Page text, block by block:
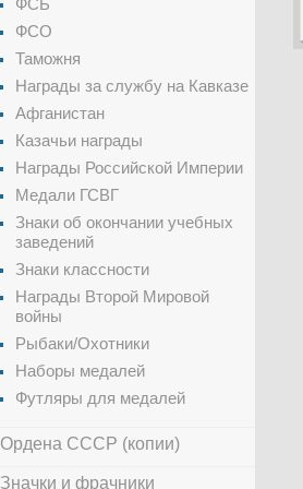
ФСБ
ФСО
Таможня
Награды за службу на Кавказе
Афганистан
Казачьи награды
Награды Российской Империи
Медали ГСВГ
Знаки об окончании учебных
заведений
Знаки классности
Награды Второй Мировой
войны
Рыбаки/Охотники
Наборы медалей
Футляры для медалей
Ордена СССР (копии)
Значки и фрачники